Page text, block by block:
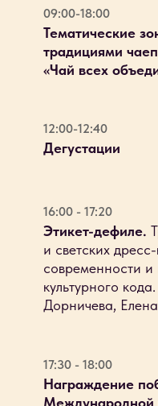
09:00-18:00
Тематические
традициями
«Чай всех
12:00-12:40
Дегустации
16:00 - 17:20
Этикет-дефиле.
и светских
современности
культурного
Дорничева,
17:30 - 18:00
Награждение
Международной